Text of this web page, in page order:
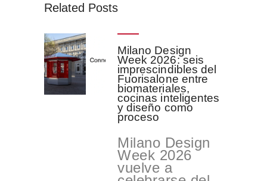
Related Posts
Milano Design
Week 2026: seis
imprescindibles del
Fuorisalone entre
biomateriales,
cocinas inteligentes
y diseño como
proceso
Milano Design
Week 2026
vuelve a